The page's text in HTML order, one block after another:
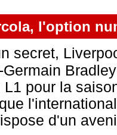
l'option
secret,
pour la
d'un